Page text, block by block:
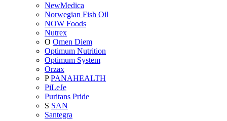
NewMedica
Norwegian Fish Oil
NOW Foods
Nutrex
O Omen Diem
Optimum Nutrition
Optimum System
Orzax
P PANAHEALTH
PiLeJe
Puritans Pride
S SAN
Santegra